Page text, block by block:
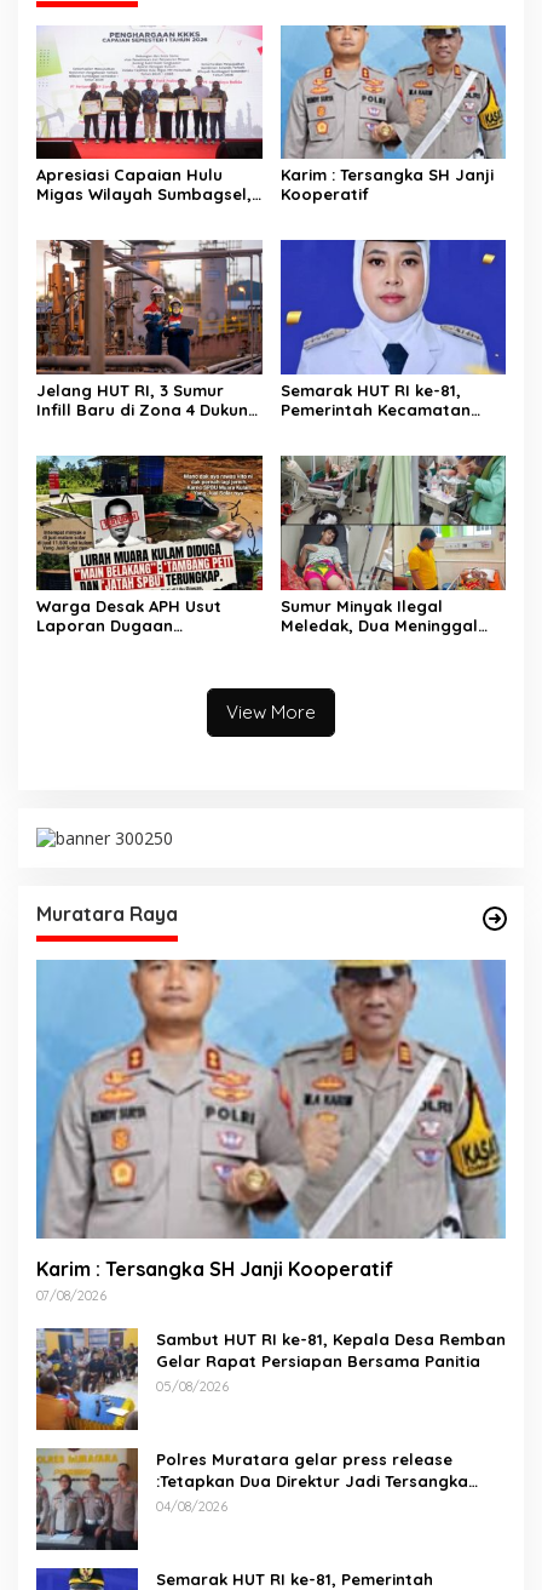
Apresiasi Capaian Hulu
Migas Wilayah Sumbagsel,
Karim : Tersangka SH Janji
Kooperatif
Jelang HUT RI, 3 Sumur
Infill Baru di Zona 4 Dukung
Semarak HUT RI ke-81,
Pemerintah Kecamatan
Warga Desak APH Usut
Laporan Dugaan
Sumur Minyak Ilegal
Meledak, Dua Meninggal
View More
Muratara Raya
Karim : Tersangka SH Janji Kooperatif
07/08/2026
Sambut HUT RI ke-81, Kepala Desa Remban
Gelar Rapat Persiapan Bersama Panitia
05/08/2026
Polres Muratara gelar press release
:Tetapkan Dua Direktur Jadi Tersangka
Kecelakaan Maut antara Bus ALS dan
04/08/2026
Semarak HUT RI ke-81, Pemerintah